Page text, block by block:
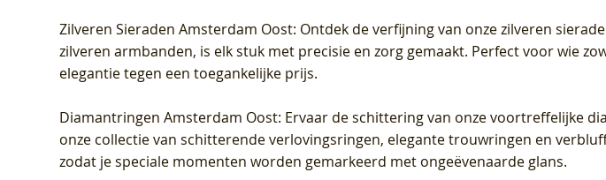
Zilveren Sieraden Amsterdam Oost: Ontdek de verfijning van onze zilveren
zilveren armbanden, is elk stuk met precisie en zorg gemaakt. Perfect voor wie
elegantie tegen een toegankelijke prijs.
Diamantringen Amsterdam Oost: Ervaar de schittering van onze voortreffelijke
onze collectie van schitterende verlovingsringen, elegante trouwringen en
zodat je speciale momenten worden gemarkeerd met ongeëvenaarde glans.